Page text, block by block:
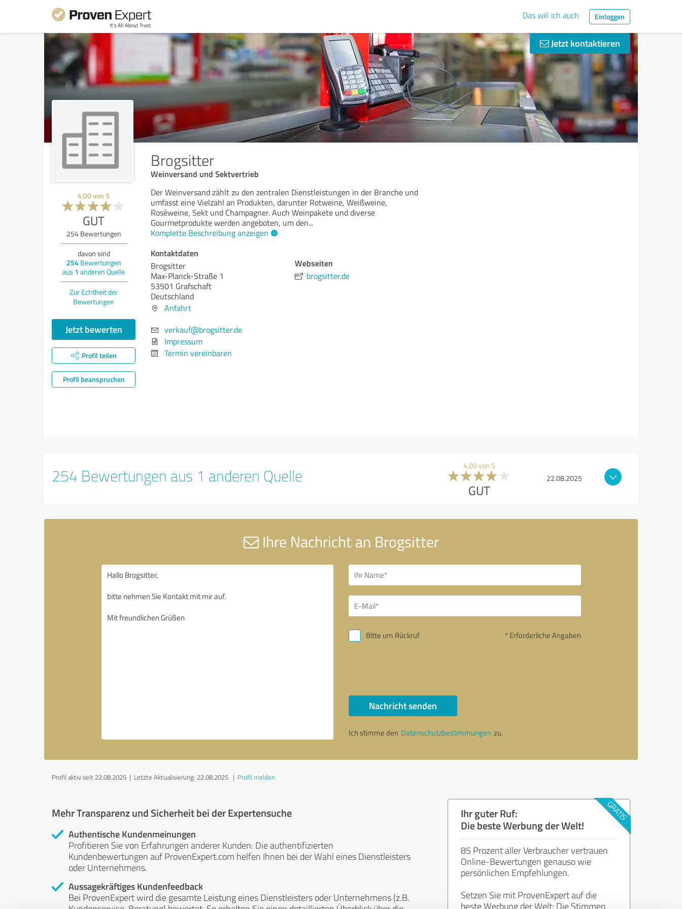
Das will ich auch Einloggen
Jetzt kontaktieren
Brogsitter
Weinversand und Sektvertrieb
4,00von 5
GUT
254Bewertungen
davon sind
254Bewertungen
aus 1 anderen Quelle
Zur Echtheit der
Bewertungen
Jetzt bewerten
Profil teilen
Profil beanspruchen
Der Weinversand zählt zu den zentralen Dienstleistungen in der Branche und
umfasst eine Vielzahl an Produkten, darunter Rotweine, Weißweine,
Roséweine, Sekt und Champagner. Auch Weinpakete und diverse
Gourmetprodukte werden angeboten, um den...
Komplette Beschreibung anzeigen
Kontaktdaten
Brogsitter
Max-Planck-Straße 1
53501 Grafschaft
Deutschland
Anfahrt
verkauf@brogsitter.de
Impressum
Termin vereinbaren
Webseiten
brogsitter.de
254 Bewertungen aus 1 anderen Quelle 4,00 von 5
GUT
22.08.2025
Ihre Nachricht an Brogsitter
Bitte um Rückruf * Erforderliche Angaben
Nachricht senden
Ich stimme den Datenschutzbestimmungen zu.
Profil aktiv seit 22.08.2025 | Letzte Aktualisierung: 22.08.2025 | Profil melden
Mehr Transparenz und Sicherheit bei der Expertensuche
Authentische Kundenmeinungen
Profitieren Sie von Erfahrungen anderer Kunden: Die authentifizierten
Kundenbewertungen auf ProvenExpert.com helfen Ihnen bei der Wahl eines Dienstleisters
oder Unternehmens.
Aussagekräftiges Kundenfeedback
Bei ProvenExpert wird die gesamte Leistung eines Dienstleisters oder Unternehmens (z.B.
Ihr guter Ruf:
Die beste Werbung der Welt!
85 Prozent aller Verbraucher vertrauen
Online-Bewertungen genauso wie
persönlichen Empfehlungen.
Setzen Sie mit ProvenExpert auf die
beste Werbung der Welt: Die Stimmen